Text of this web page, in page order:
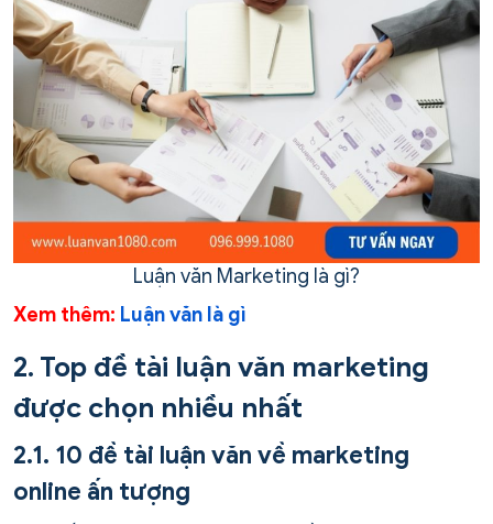
Luận văn Marketing là gì?
Xem thêm: Luận văn là gì
2. Top đề tài luận văn marketing
được chọn nhiều nhất
2.1. 10 đề tài luận văn về marketing
online ấn tượng